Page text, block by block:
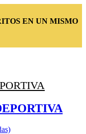
EN UN MISMO